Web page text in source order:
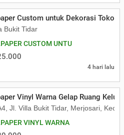
Custom untuk Dekorasi Toko
Bukit Tidar
CUSTOM UNTU
4 hari lalu
Vinyl Warna Gelap Ruang
Jl. Villa Bukit Tidar, Merjosari, Kec.
VINYL WARNA